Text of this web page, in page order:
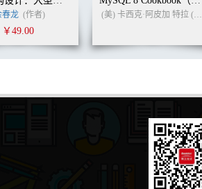
83
85
88
91
92
97
103
104
106
108
春龙 (作者)
￥49.00
(美) 卡西克·阿皮加 特拉 (Karthik Appigatla)